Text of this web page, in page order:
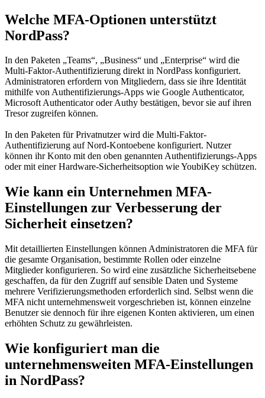
Welche MFA-Optionen unterstützt
NordPass?
In den Paketen „Teams“, „Business“ und „Enterprise“ wird die
Multi-Faktor-Authentifizierung direkt in NordPass konfiguriert.
Administratoren erfordern von Mitgliedern, dass sie ihre Identität
mithilfe von Authentifizierungs-Apps wie Google Authenticator,
Microsoft Authenticator oder Authy bestätigen, bevor sie auf ihren
Tresor zugreifen können.
In den Paketen für Privatnutzer wird die Multi-Faktor-
Authentifizierung auf Nord-Kontoebene konfiguriert. Nutzer
können ihr Konto mit den oben genannten Authentifizierungs-Apps
oder mit einer Hardware-Sicherheitsoption wie YoubiKey schützen.
Wie kann ein Unternehmen MFA-
Einstellungen zur Verbesserung der
Sicherheit einsetzen?
Mit detaillierten Einstellungen können Administratoren die MFA für
die gesamte Organisation, bestimmte Rollen oder einzelne
Mitglieder konfigurieren. So wird eine zusätzliche Sicherheitsebene
geschaffen, da für den Zugriff auf sensible Daten und Systeme
mehrere Verifizierungsmethoden erforderlich sind. Selbst wenn die
MFA nicht unternehmensweit vorgeschrieben ist, können einzelne
Benutzer sie dennoch für ihre eigenen Konten aktivieren, um einen
erhöhten Schutz zu gewährleisten.
Wie konfiguriert man die
unternehmensweiten MFA-Einstellungen
in NordPass?